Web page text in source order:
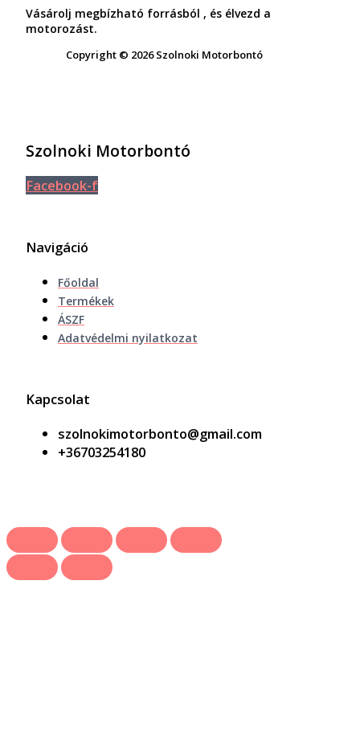
Vásárolj megbízható forrásból , és élvezd a
motorozást.
Copyright © 2026 Szolnoki Motorbontó
Szolnoki Motorbontó
Facebook-f
Navigáció
Főoldal
Termékek
ÁSZF
Adatvédelmi nyilatkozat
Kapcsolat
szolnokimotorbonto@gmail.com
+36703254180